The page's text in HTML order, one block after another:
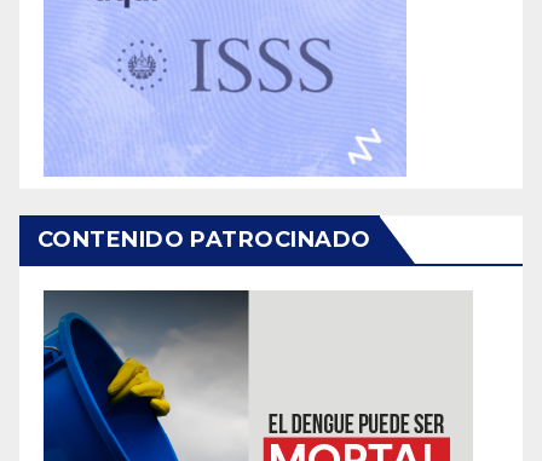
CONTENIDO PATROCINADO